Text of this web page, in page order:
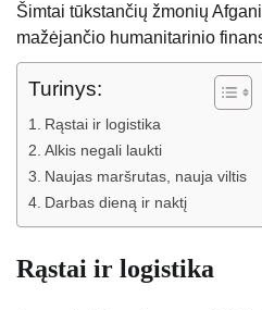
Šimtai tūkstančių žmonių
mažėjančio humanitarinio
Turinys:
Rąstai ir logistika
Alkis negali laukti
Naujas maršrutas, nauja viltis
Darbas dieną ir naktį
Rąstai ir logistika